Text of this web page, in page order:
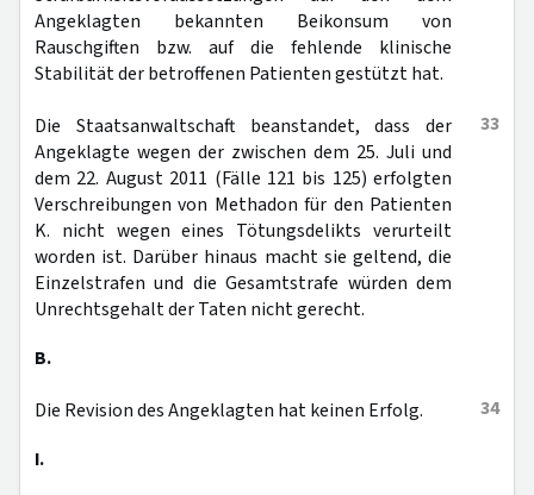
Angeklagten bekannten Beikonsum von
Rauschgiften bzw. auf die fehlende klinische
Stabilität der betroffenen Patienten gestützt hat.
33
Die Staatsanwaltschaft beanstandet, dass der
Angeklagte wegen der zwischen dem 25. Juli und
dem 22. August 2011 (Fälle 121 bis 125) erfolgten
Verschreibungen von Methadon für den Patienten
K. nicht wegen eines Tötungsdelikts verurteilt
worden ist. Darüber hinaus macht sie geltend, die
Einzelstrafen und die Gesamtstrafe würden dem
Unrechtsgehalt der Taten nicht gerecht.
B.
34
Die Revision des Angeklagten hat keinen Erfolg.
I.